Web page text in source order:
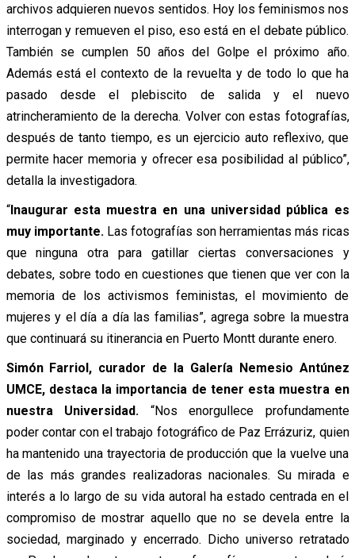
archivos adquieren nuevos sentidos. Hoy los feminismos nos
interrogan y remueven el piso, eso está en el debate público.
También se cumplen 50 años del Golpe el próximo año.
Además está el contexto de la revuelta y de todo lo que ha
pasado desde el plebiscito de salida y el nuevo
atrincheramiento de la derecha. Volver con estas fotografías,
después de tanto tiempo, es un ejercicio auto reflexivo, que
permite hacer memoria y ofrecer esa posibilidad al público”,
detalla la investigadora.
“Inaugurar esta muestra en una universidad pública es
muy importante. Las fotografías son herramientas más ricas
que ninguna otra para gatillar ciertas conversaciones y
debates, sobre todo en cuestiones que tienen que ver con la
memoria de los activismos feministas, el movimiento de
mujeres y el día a día las familias”, agrega sobre la muestra
que continuará su itinerancia en Puerto Montt durante enero.
Simón Farriol, curador de la Galería Nemesio Antúnez
UMCE, destaca la importancia de tener esta muestra en
nuestra Universidad. “Nos enorgullece profundamente
poder contar con el trabajo fotográfico de Paz Errázuriz, quien
ha mantenido una trayectoria de producción que la vuelve una
de las más grandes realizadoras nacionales. Su mirada e
interés a lo largo de su vida autoral ha estado centrada en el
compromiso de mostrar aquello que no se devela entre la
sociedad, marginado y encerrado. Dicho universo retratado